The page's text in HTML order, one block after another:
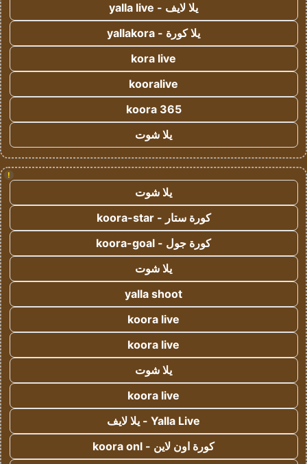
يلا لايف - yalla live
يلا كورة - yallakora
kora live
kooralive
koora 365
يلا شوت
!
يلا شوت
كورة ستار - koora-star
كورة جول - koora-goal
يلا شوت
yalla shoot
koora live
koora live
يلا شوت
koora live
Yalla Live - يلا لايف
كورة اون لاين - koora onl